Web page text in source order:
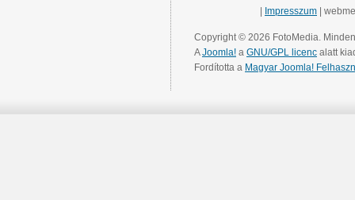
Impresszum |
Copyright © 2026 FotoMedia.
AJoomla! a GNU/GPL licenc alatt
Fordította a Magyar Joomla!